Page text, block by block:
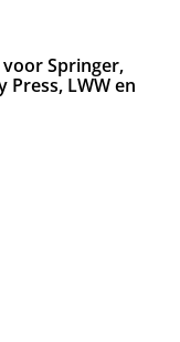
Springer,
LWW en